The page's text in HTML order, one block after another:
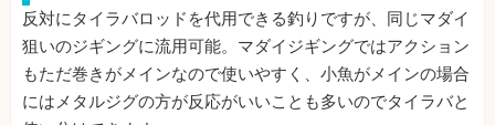
反対にタイラバロッドを代用できる釣りですが、同じマダイ
狙いのジギングに流用可能。マダイジギングではアクション
もただ巻きがメインなので使いやすく、小魚がメインの場合
にはメタルジグの方が反応がいいことも多いのでタイラバと